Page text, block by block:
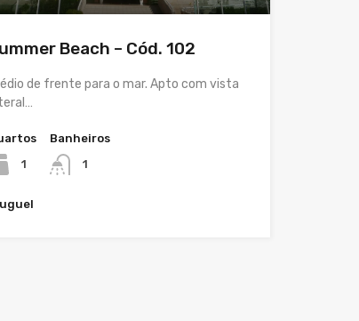
Beach – Cód. 102
de frente para o mar. Apto com vista
1
Banheiros
1